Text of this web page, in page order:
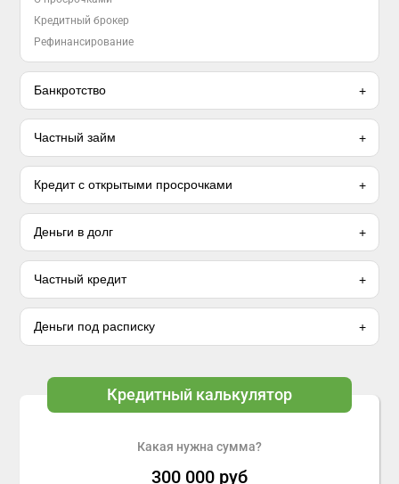
Кредитный брокер
Рефинансирование
Банкротство
Частный займ
Кредит с открытыми просрочками
Деньги в долг
Частный кредит
Деньги под расписку
Кредитный калькулятор
Какая нужна сумма?
300 000 руб